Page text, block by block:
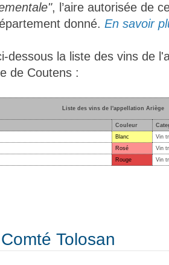
, l’aire autorisée de
donné. En savoir
dessous la liste des vins de
de Coutens :
Liste des vins de l'appellation Ariège
Couleur
Blanc
Vin
Rosé
Vin
Rouge Vin
Tolosan